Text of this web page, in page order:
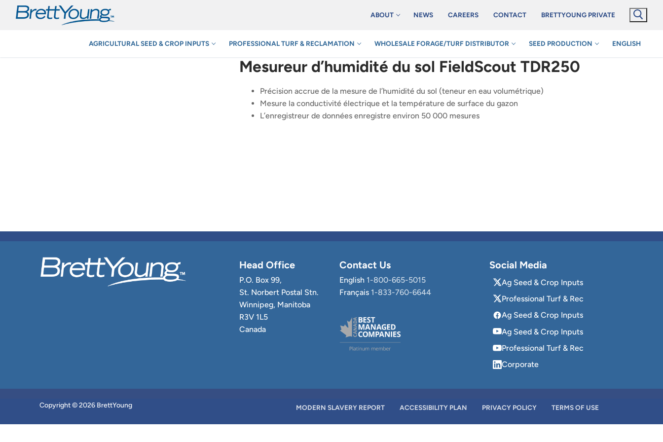
ABOUT NEWS CAREERS CONTACT BRETTYOUNG PRIVATE
AGRICULTURAL SEED & CROP INPUTS PROFESSIONAL TURF & RECLAMATION WHOLESALE FORAGE/TURF DISTRIBUTOR SEED PRODUCTION ENGLISH
Mesureur d’humidité du sol FieldScout TDR250
Précision accrue de la mesure de l’humidité du sol (teneur en eau volumétrique)
Mesure la conductivité électrique et la température de surface du gazon
L’enregistreur de données enregistre environ 50 000 mesures
Head Office
P.O. Box 99,
St. Norbert Postal Stn.
Winnipeg, Manitoba
R3V 1L5
Canada
Contact Us
English 1-800-665-5015
Français 1-833-760-6644
Social Media
Ag Seed & Crop Inputs
Professional Turf & Rec
Ag Seed & Crop Inputs
Ag Seed & Crop Inputs
Professional Turf & Rec
Corporate
Copyright © 2026 BrettYoung MODERN SLAVERY REPORT ACCESSIBILITY PLAN PRIVACY POLICY TERMS OF USE